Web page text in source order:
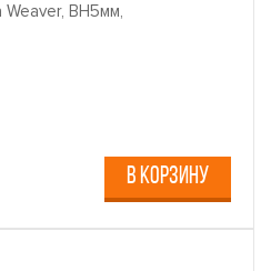
BH5мм,
В КОРЗИНУ